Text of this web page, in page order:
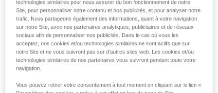
Technique 2 : Technique " glissé "
Technique à préconiser pour ravaler rapidement une grande
quantité de mou ou lorsqu’il n’y a pas tension dans la corde
côté grimpeur. Attention, la main côté freinage glisse le long
de la corde, mais ne doit jamais lâcher la corde.
technologies similaires pour nous assurer du bon fonctionnement de notre
Site, pour personnaliser notre contenu et nos publicités, et pour analyser notre
trafic. Nous partageons également des informations, quant à votre navigation
sur notre Site, avec nos partenaires analytiques, publicitaires et de réseaux
sociaux afin de personnaliser nos publicités. Dans le cas où vous les
acceptez, nos cookies et/ou technologies similaires ne sont actifs que sur
notre Site et ne vous suivront pas sur d’autres sites web. Les cookies et/ou
technologies similaires de nos partenaires vous suivront pendant toute votre
navigation.
Vous pouvez retirer votre consentement à tout moment en cliquant sur le lien «